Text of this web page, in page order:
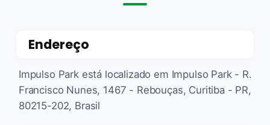
Endereço
Impulso Park está localizado em Impulso Park - R.
Francisco Nunes, 1467 - Rebouças, Curitiba - PR,
80215-202, Brasil